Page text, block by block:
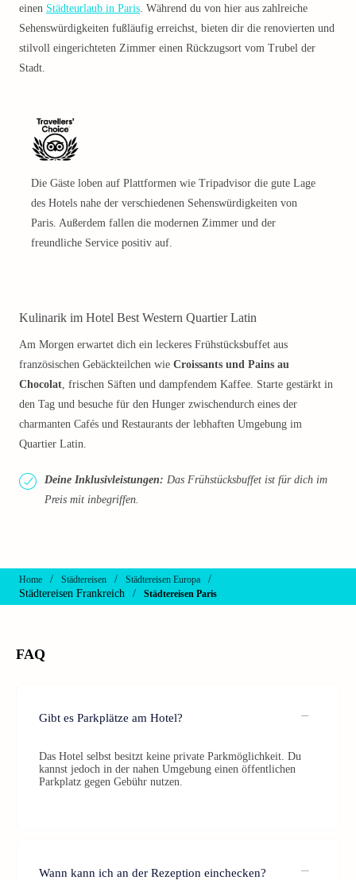
einen Städteurlaub in Paris. Während du von hier aus zahlreiche
Sehenswürdigkeiten fußläufig erreichst, bieten dir die renovierten und
stilvoll eingerichteten Zimmer einen Rückzugsort vom Trubel der
Stadt.
Die Gäste loben auf Plattformen wie Tripadvisor die gute Lage
des Hotels nahe der verschiedenen Sehenswürdigkeiten von
Paris. Außerdem fallen die modernen Zimmer und der
freundliche Service positiv auf.
Kulinarik im Hotel Best Western Quartier Latin
Am Morgen erwartet dich ein leckeres Frühstücksbuffet aus
französischen Gebäckteilchen wie Croissants und Pains au
Chocolat, frischen Säften und dampfendem Kaffee. Starte gestärkt in
den Tag und besuche für den Hunger zwischendurch eines der
charmanten Cafés und Restaurants der lebhaften Umgebung im
Quartier Latin.
Deine Inklusivleistungen: Das Frühstücksbuffet ist für dich im
Preis mit inbegriffen.
Home / Städtereisen / Städtereisen Europa
/
Städtereisen Frankreich
/ Städtereisen Paris
FAQ
Gibt es Parkplätze am Hotel?
Das Hotel selbst besitzt keine private Parkmöglichkeit. Du
kannst jedoch in der nahen Umgebung einen öffentlichen
Parkplatz gegen Gebühr nutzen.
Wann kann ich an der Rezeption einchecken?